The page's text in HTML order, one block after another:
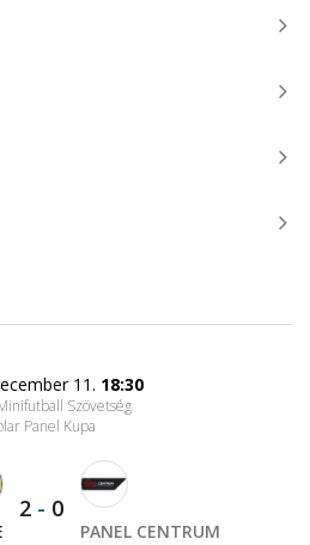
11. 18:30
Szövetség
Panel Kupa
2 - 0
PANEL CENTRUM